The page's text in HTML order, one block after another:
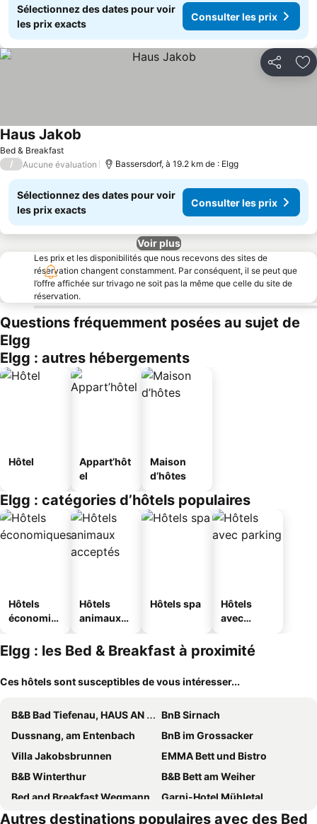
Sélectionnez des dates pour voir
les prix exacts
Consulter les prix
Partager
Bed & Breakfast
Haus Jakob
/ Aucune évaluation Bassersdorf, à 19.2 km de : Elgg
Sélectionnez des dates pour voir
les prix exacts
Consulter les prix
Voir plus
Les prix et les disponibilités que nous recevons des sites de
réservation changent constamment. Par conséquent, il se peut que
l’offre affichée sur trivago ne soit pas la même que celle du site de
réservation.
Questions fréquemment posées au sujet de
Elgg
Elgg : autres hébergements
Hôtel
Appart’hôt
el
Maison
d’hôtes
Elgg : catégories d’hôtels populaires
Hôtels
économiq
Hôtels
animaux
Hôtels spa
Hôtels
avec
Elgg : les Bed & Breakfast à proximité
Ces hôtels sont susceptibles de vous intéresser...
B&B Bad Tiefenau, HAUS AN DER QUELLE
BnB Sirnach
Dussnang, am Entenbach
BnB im Grossacker
Villa Jakobsbrunnen
EMMA Bett und Bistro
B&B Winterthur
B&B Bett am Weiher
Bed and Breakfast Wegmann
Garni-Hotel Mühletal
B&B Stein am Rhein
BnB Alpenblick
Autres destinations populaires avec des Bed